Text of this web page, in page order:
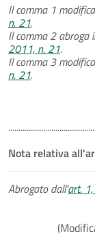
Il comma 1
n. 21.
Il comma 2 abroga
2011, n. 21.
Il comma 3
n. 21.
Nota relativa
Abrogato dall'art.